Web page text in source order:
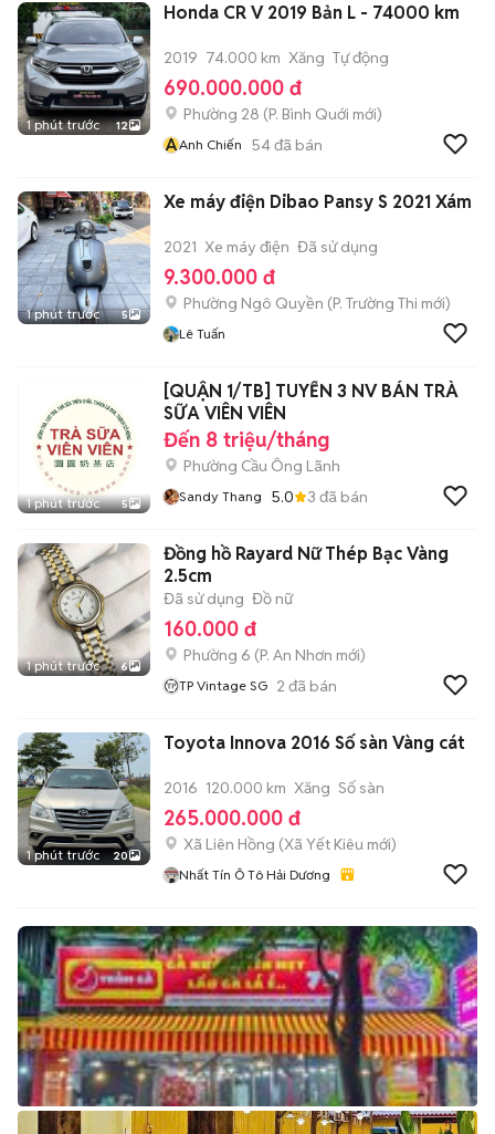
1 phút trước 12
Honda CR V 2019 Bản L - 74000 km
2019 74.000 km Xăng Tự động
690.000.000 đ
Phường 28 (P. Bình Quới mới)
AAnh Chiến 54đã bán
1 phút trước 5
Xe máy điện Dibao Pansy S 2021 Xám
2021 Xe máy điện Đã sử dụng
9.300.000 đ
Phường Ngô Quyền (P. Trường Thi mới)
Lê Tuấn
1 phút trước 5
[QUẬN 1/TB] TUYỂN 3 NV BÁN TRÀ
SỮA VIÊN VIÊN
Đến 8 triệu/tháng
Phường Cầu Ông Lãnh
Sandy Thang 5.0 3 đã bán
1 phút trước 6
Đồng hồ Rayard Nữ Thép Bạc Vàng
2.5cm
Đã sử dụng Đồ nữ
160.000 đ
Phường 6 (P. An Nhơn mới)
TP Vintage SG 2 đã bán
1 phút trước 20
Toyota Innova 2016 Số sàn Vàng cát
2016 120.000 km Xăng Số sàn
265.000.000 đ
Xã Liên Hồng (Xã Yết Kiêu mới)
Nhất Tín Ô Tô Hải Dương